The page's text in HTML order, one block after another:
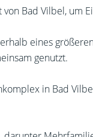
Bad Vilbel, um
eines
genutzt.
in Bad